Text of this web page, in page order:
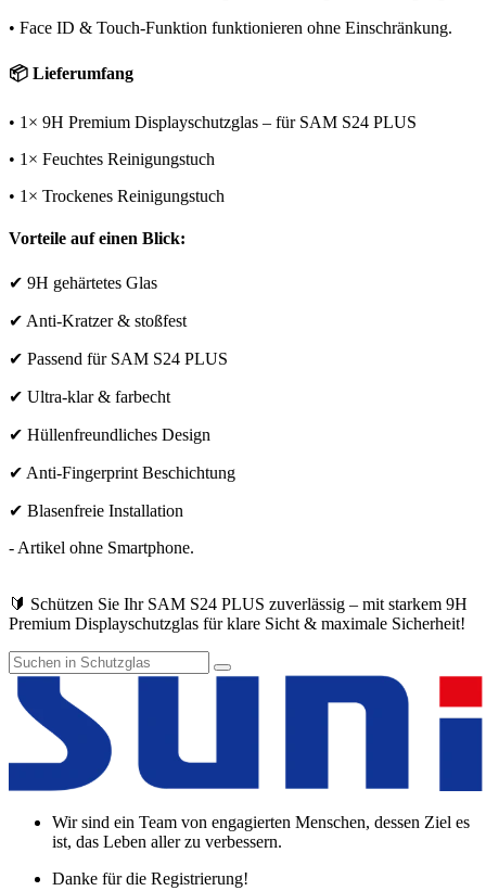
• Face ID & Touch-Funktion funktionieren ohne Einschränkung.
📦 Lieferumfang
• 1× 9H Premium Displayschutzglas – für SAM S24 PLUS
• 1× Feuchtes Reinigungstuch
• 1× Trockenes Reinigungstuch
Vorteile auf einen Blick:
✔ 9H gehärtetes Glas
✔ Anti-Kratzer & stoßfest
✔ Passend für SAM S24 PLUS
✔ Ultra-klar & farbecht
✔ Hüllenfreundliches Design
✔ Anti-Fingerprint Beschichtung
✔ Blasenfreie Installation
- Artikel ohne Smartphone.
🔰 Schützen Sie Ihr SAM S24 PLUS zuverlässig – mit starkem 9H
Premium Displayschutzglas für klare Sicht & maximale Sicherheit!
Wir sind ein Team von engagierten Menschen, dessen Ziel es
ist, das Leben aller zu verbessern.
Danke für die Registrierung!